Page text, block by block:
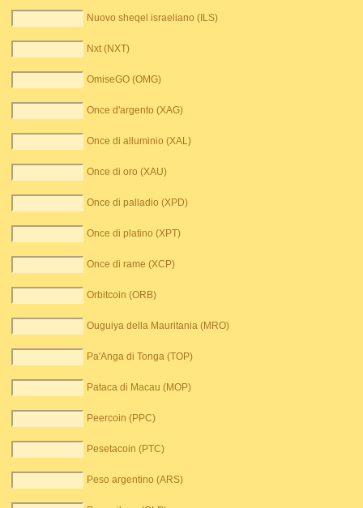
Nuovo sheqel israeliano (ILS)
Nxt (NXT)
OmiseGO (OMG)
Once d'argento (XAG)
Once di alluminio (XAL)
Once di oro (XAU)
Once di palladio (XPD)
Once di platino (XPT)
Once di rame (XCP)
Orbitcoin (ORB)
Ouguiya della Mauritania (MRO)
Pa'Anga di Tonga (TOP)
Pataca di Macau (MOP)
Peercoin (PPC)
Pesetacoin (PTC)
Peso argentino (ARS)